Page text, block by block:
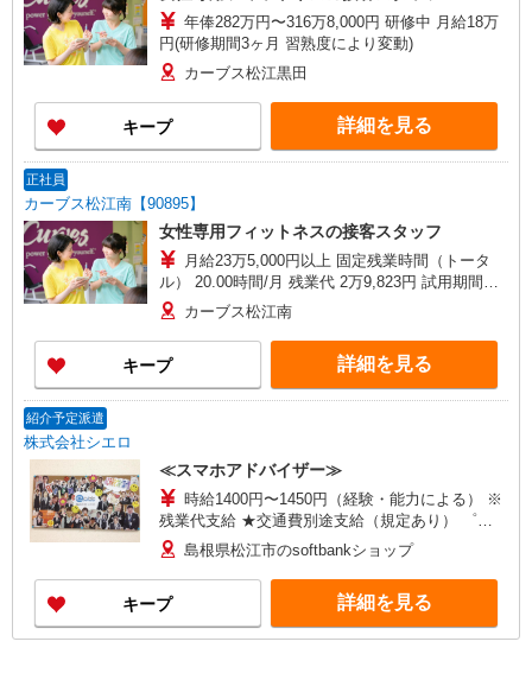
年俸282万円〜316万8,000円 研修中 月給18万
円(研修期間3ヶ月 習熟度により変動)
カーブス松江黒田
キープ 詳細を見る
正社員
カーブス松江南【90895】
女性専用フィットネスの接客スタッフ
月給23万5,000円以上 固定残業時間（トータ
ル） 20.00時間/月 残業代 2万9,823円 試用期間中
月給22万8,154円以上(試用期間6ヶ月) 試用期間中
固定残業時間（トータル） 20.00時間/月 試用期間
中 残業代 2万8,954円
カーブス松江南
キープ 詳細を見る
紹介予定派遣
株式会社シエロ
≪スマホアドバイザー≫
時給1400円〜1450円（経験・能力による） ※
残業代支給 ★交通費別途支給（規定あり） ゜
+゜・。○。・゜+゜・。○。・゜+゜ 入社祝い金10
万円支給(規定有) お友達を紹介頂くと, インセンテ
ィブ支給(規定有) ★月2回払い・週払い可能（規程
有）★ ゜・。○。・゜+゜・。○。・゜+゜
島根県松江市のsoftbankショップ
キープ 詳細を見る